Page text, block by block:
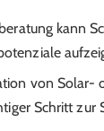
kann
von Solar-
Schritt zur